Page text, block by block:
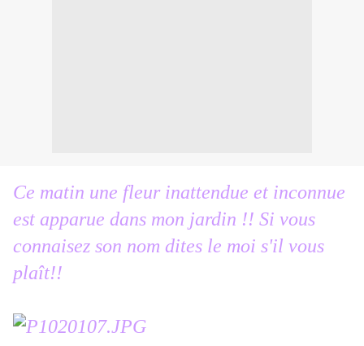
Ce matin une fleur inattendue et inconnue
est apparue dans mon jardin !! Si vous
connaisez son nom dites le moi s'il vous
plaît!!